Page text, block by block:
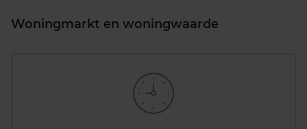
Woningmarkt en woningwaarde